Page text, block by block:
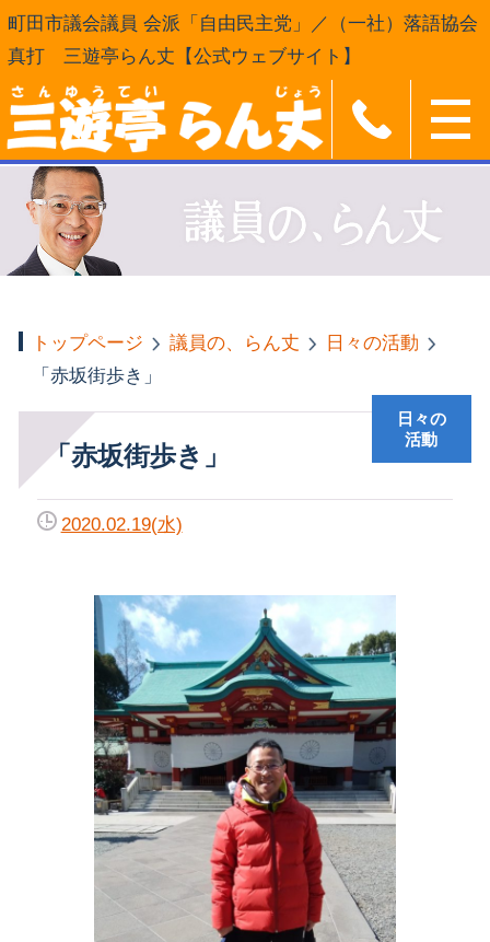
町田市議会議員 会派「自由民主党」／（一社）落語協会
真打 三遊亭らん丈【公式ウェブサイト】
トップページ 議員の、らん丈
日々の活動
「赤坂街歩き」
「赤坂街歩き」
日々の
活動
2020.02.19(水)